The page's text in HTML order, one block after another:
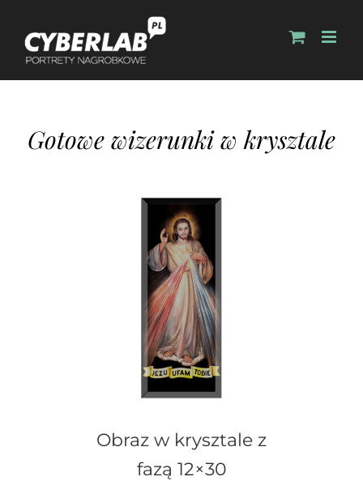
Gotowe wizerunki w krysztale
Obraz w krysztale z
fazą 12×30